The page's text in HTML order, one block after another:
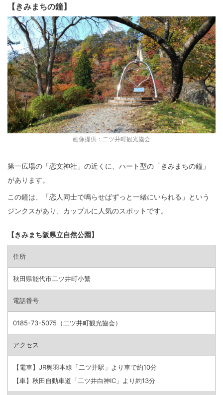
【きみまちの鐘】
画像提供：二ツ井町観光協会
第一広場の「恋文神社」の近くに、ハート型の「きみまちの鐘」
があります。
この鐘は、「恋人同士で鳴らせばずっと一緒にいられる」という
ジンクスがあり、カップルに人気のスポットです。
【きみまち阪県立自然公園】
住所
秋田県能代市二ツ井町小繁
電話番号
0185-73-5075（二ツ井町観光協会）
アクセス
【電車】JR奥羽本線「二ツ井駅」より車で約10分
【車】秋田自動車道「二ツ井白神IC」より約13分